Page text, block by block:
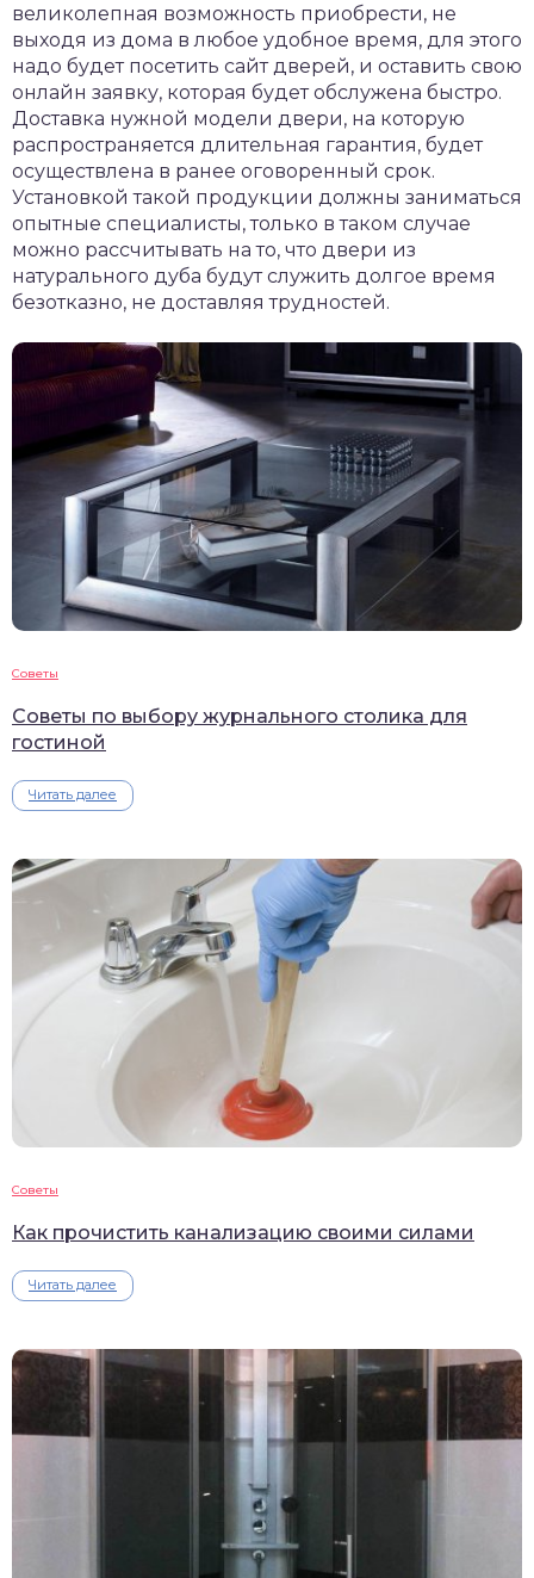
великолепная возможность приобрести, не
выходя из дома в любое удобное время, для этого
надо будет посетить сайт дверей, и оставить свою
онлайн заявку, которая будет обслужена быстро.
Доставка нужной модели двери, на которую
распространяется длительная гарантия, будет
осуществлена в ранее оговоренный срок.
Установкой такой продукции должны заниматься
опытные специалисты, только в таком случае
можно рассчитывать на то, что двери из
натурального дуба будут служить долгое время
безотказно, не доставляя трудностей.
Советы
Советы по выбору журнального столика для
гостиной
Читать далее
Советы
Как прочистить канализацию своими силами
Читать далее